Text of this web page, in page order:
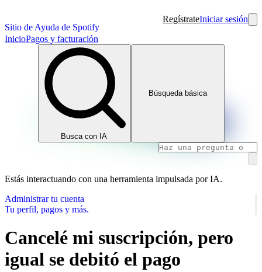
Sitio de Ayuda de Spotify
RegístrateIniciar sesión
InicioPagos y facturación
Busca con IA
Búsqueda básica
Estás interactuando con una herramienta impulsada por IA.
Administrar tu cuenta
Tu perfil, pagos y más.
Cancelé mi suscripción, pero
igual se debitó el pago